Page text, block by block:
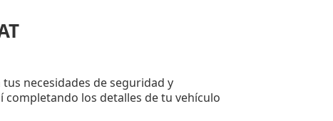
necesidades de seguridad y
completando los detalles de tu vehículo